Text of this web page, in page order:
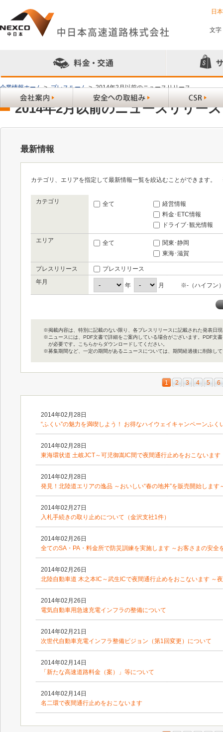
日
文字
企業情報ホーム > プレスルーム > 2014年2月以前のニュースリリース
2014年2月以前のニュースリリース
最新情報
カテゴリ、エリアを指定して最新情報一覧を絞込むことができます
カテゴリ 全て
経営情報
料金･ETC情報
ドライブ･観光情報
エリア 全て
関東･静岡
東海･滋賀
プレスリリース
プレスリリース
年月
年 月 ※-（ハイフン
※掲載内容は、特別に記載のない限り、各プレスリリースに記載された発表日
※ニュースには、PDF文書で詳細をご案内している場合がございます。PDF文
が必要です。こちらからダウンロードしてください。
※募集期間など、一定の期間があるニュースについては、期間経過後に削除し
1 2 3 4 5 6
2014年02月28日
“ふくい”の魅力を満喫しよう！ お得なハイウェイキャンペーンふく
2014年02月28日
東海環状道 土岐JCT～可児御嵩IC間で夜間通行止めをおこないま
2014年02月28日
発見！北陸道エリアの逸品 ～おいしい“春の地丼”を販売開始します
2014年02月27日
入札手続きの取り止めについて（金沢支社1件）
2014年02月26日
全てのSA・PA・料金所で防災訓練を実施します ～お客さまの安全
2014年02月26日
北陸自動車道 木之本IC～武生ICで夜間通行止めをおこないます ～
2014年02月26日
電気自動車用急速充電インフラの整備について
2014年02月21日
次世代自動車充電インフラ整備ビジョン（第1回変更）について
2014年02月14日
「新たな高速道路料金（案）」等について
2014年02月14日
名二環で夜間通行止めをおこないます